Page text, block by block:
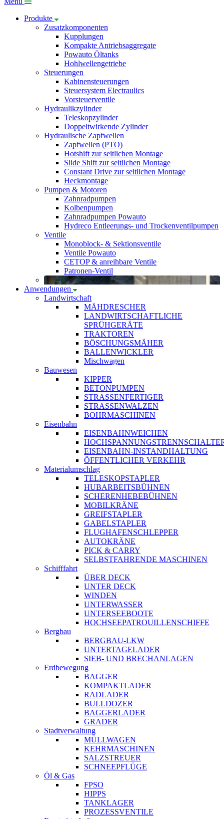
Produkte
Zusatzkomponenten
Kupplungen
Kompakte Antriebsaggregate
Powauto Öltanks
Hohlwellengetriebe
Steuerungen
Kabinensteuerungen
Steuersystem Electraulics
Vorsteuerventile
Hydraulikzylinder
Teleskopzylinder
Doppeltwirkende Zylinder
Hydraulische Zapfwellen
Zapfwellen (PTO)
Hotshift zur seitlichen Montage
Slide Shift zur seitlichen Montage
Constant Drive zur seitlichen Montage
Heckmontage
Pumpen & Motoren
Zahnradpumpen
Kolbenpumpen
Zahnradpumpen Powauto
Hydreco Entleerungs- und Trockenventilpumpen
Ventile
Monoblock- & Sektionsventile
Ventile Powauto
CETOP & anreihbare Ventile
Patronen-Ventil
Anwendungen
Landwirtschaft
MÄHDRESCHER
LANDWIRTSCHAFTLICHE
SPRÜHGERÄTE
TRAKTOREN
BÖSCHUNGSMÄHER
BALLENWICKLER
Mischwagen
Bauwesen
KIPPER
BETONPUMPEN
STRASSENFERTIGER
STRASSENWALZEN
BOHRMASCHINEN
Eisenbahn
EISENBAHNWEICHEN
EISENBAHN-INSTANDHALTUNG
ÖFFENTLICHER VERKEHR
Materialumschlag
TELESKOPSTAPLER
HUBARBEITSBÜHNEN
SCHERENHEBEBÜHNEN
MOBILKRÄNE
GREIFSTAPLER
GABELSTAPLER
FLUGHAFENSCHLEPPER
AUTOKRÄNE
PICK & CARRY
SELBSTFAHRENDE MASCHINEN
Schifffahrt
ÜBER DECK
UNTER DECK
WINDEN
UNTERWASSER
UNTERSEEBOOTE
HOCHSEEPATROUILLENSCHIFFE
Bergbau
BERGBAU-LKW
UNTERTAGELADER
SIEB- UND BRECHANLAGEN
Erdbewegung
BAGGER
KOMPAKTLADER
RADLADER
BULLDOZER
BAGGERLADER
GRADER
Stadtverwaltung
MÜLLWAGEN
KEHRMASCHINEN
SALZSTREUER
SCHNEEPFLÜGE
Öl & Gas
FPSO
HIPPS
TANKLAGER
PROZESSVENTILE